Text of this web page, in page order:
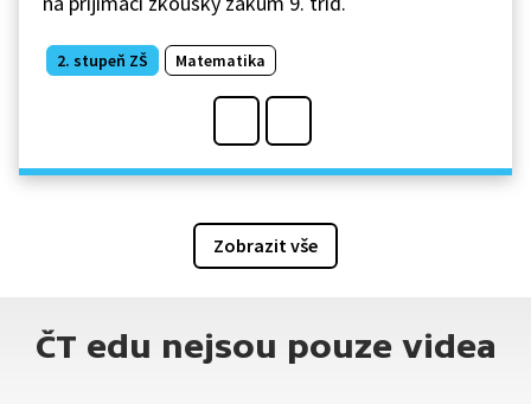
2. stupeň ZŠ Matematika
Zobrazit vše
ČT edu nejsou pouze videa